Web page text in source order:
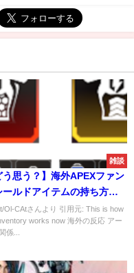
雑談
う思う？】海外APEXファン
ールドアイテムの持ち方っ
れで合ってるよね？？」
Ol-CAtさんより 引用元: This is how
works now 海外の反応 アー
係...